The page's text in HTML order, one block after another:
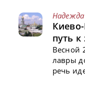
Надежда
путь к
Весной
лавры
речь